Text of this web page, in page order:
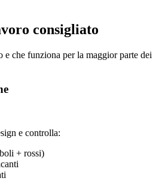
consigliato
e che funziona per la maggior parte dei
e controlla:
+ rossi)